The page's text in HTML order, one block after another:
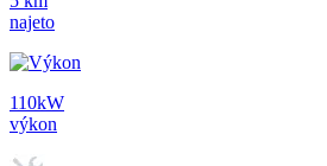
najeto
110kW
výkon